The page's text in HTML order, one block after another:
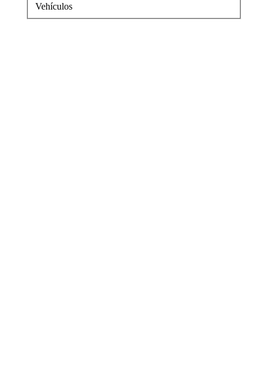
Vehículos